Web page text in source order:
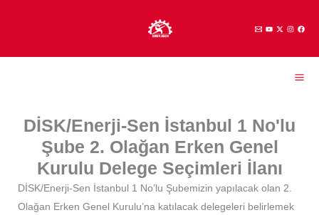
DİSK/Enerji-Sen İstanbul 1 No'lu
Şube 2. Olağan Erken Genel
Kurulu Delege Seçimleri İlanı
DİSK/Enerji-Sen İstanbul 1 No’lu Şubemizin yapılacak olan 2.
Olağan Erken Genel Kurulu’na katılacak delegeleri belirlemek